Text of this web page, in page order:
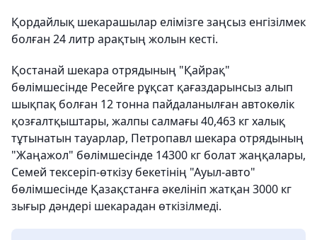
Қордайлық шекарашылар елімізге заңсыз енгізілмек
болған 24 литр арақтың жолын кесті.
Қостанай шекара отрядының "Қайрақ"
бөлімшесінде Ресейге рұқсат қағаздарынсыз алып
шықпақ болған 12 тонна пайдаланылған автокөлік
қозғалтқыштары, жалпы салмағы 40,463 кг халық
тұтынатын тауарлар, Петропавл шекара отрядының
"Жаңажол" бөлімшесінде 14300 кг болат жаңқалары,
Семей тексеріп-өткізу бекетінің "Ауыл-авто"
бөлімшесінде Қазақстанға әкелініп жатқан 3000 кг
зығыр дәндері шекарадан өткізілмеді.